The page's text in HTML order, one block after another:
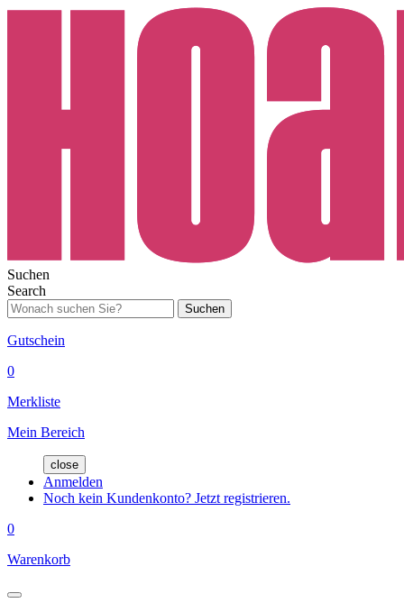
Suchen
Search
Suchen
Gutschein
0
Merkliste
Mein Bereich
close
Anmelden
Noch kein Kundenkonto? Jetzt registrieren.
0
Warenkorb